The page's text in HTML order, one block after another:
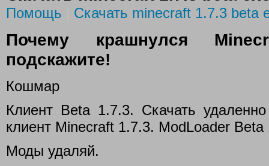
Помощь Скачать minecraft 1.7.3 beta
Почему крашнулся
подскажите!
Кошмар
Клиент Beta 1.7.3. Скачать
клиент Minecraft 1.7.3. ModLoader Beta
Моды удаляй.